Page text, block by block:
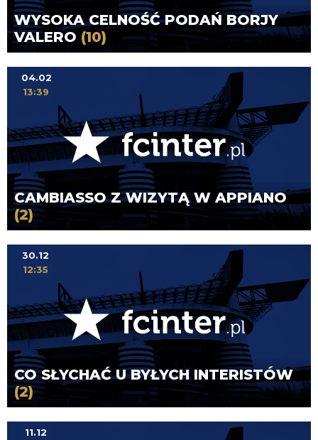
WYSOKA CELNOŚĆ PODAŃ BORJY
VALERO(10)
CAMBIASSO Z WIZYTĄ W APPIANO
(2)
04.02
13:39
CO SŁYCHAĆ U BYŁYCH INTERISTÓW
(2)
30.12
12:35
11.12